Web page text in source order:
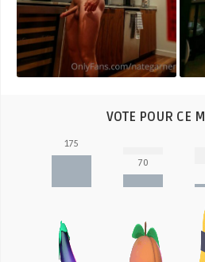
VOTE POUR CE
175
70